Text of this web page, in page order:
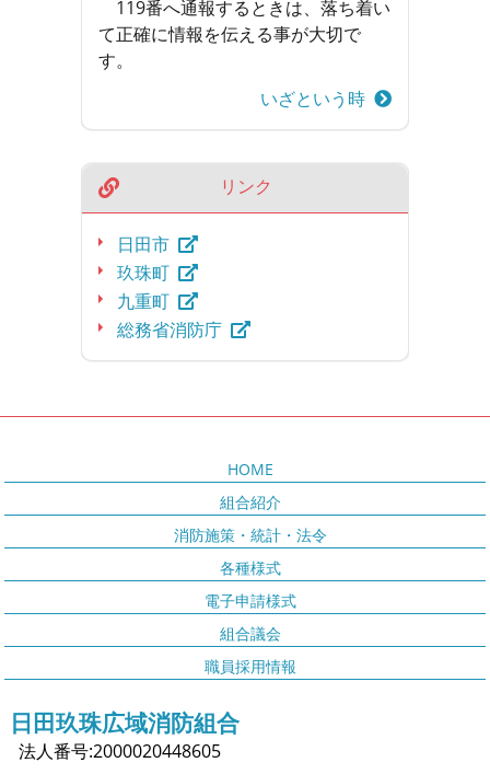
119番へ通報するときは、落ち着い
て正確に情報を伝える事が大切で
す。
いざという時
リンク
日田市
玖珠町
九重町
総務省消防庁
HOME
組合紹介
消防施策・統計・法令
各種様式
電子申請様式
組合議会
職員採用情報
日田玖珠広域消防組合
法人番号:2000020448605